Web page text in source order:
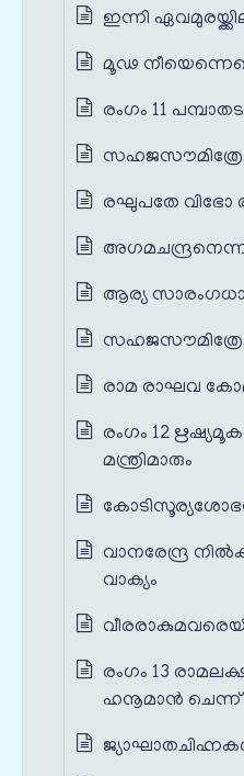
ഇന്നി
മൂഢ
രംഗം 11
സഹജസൗമിത്രേ
രഘുപതേ വിഭോ
ആര്യ
രാമ രാഘവ
രംഗം 12
മന്ത്രിമാരും
വാനരേന്ദ്ര
വാക്യം
രംഗം 13
ഹനൂമാൻ